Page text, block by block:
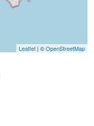
Leaflet| ©OpenStreetMap